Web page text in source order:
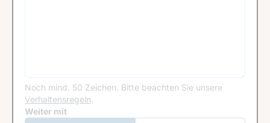
Noch mind. 50 Zeichen. Bitte beachten Sie unsere
Verhaltensregeln.
Google Recaptcha
Weiter mit